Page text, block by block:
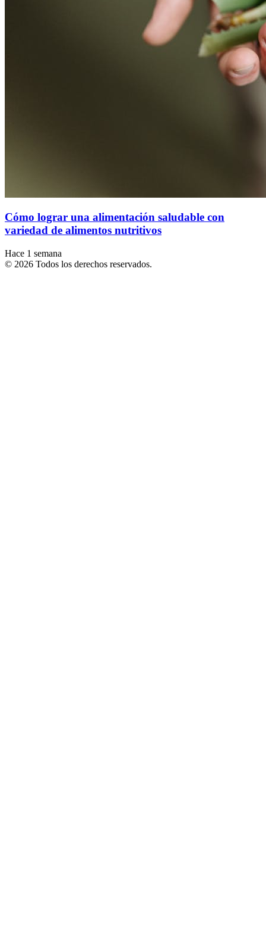
Cómo lograr una alimentación saludable con
variedad de alimentos nutritivos
Hace 1 semana
© 2026 Todos los derechos reservados.